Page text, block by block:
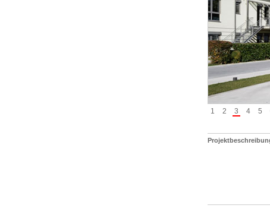
1 2 3 4 5